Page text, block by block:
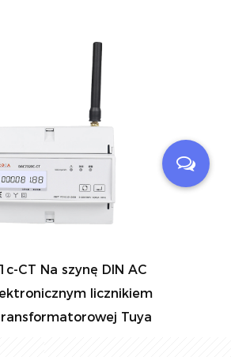
Dac4301 Wielotaryfowy licznik
energii elektrycznej Modbus na
szynę DIN AC